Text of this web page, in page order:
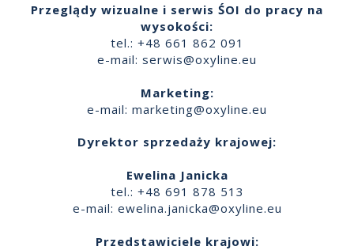
Przeglądy wizualne i serwis ŚOI do pracy na
wysokości:
tel.: +48 661 862 091
e-mail: serwis@oxyline.eu
Marketing:
e-mail: marketing@oxyline.eu
Dyrektor sprzedaży krajowej:
Ewelina Janicka
tel.: +48 691 878 513
e-mail: ewelina.janicka@oxyline.eu
Przedstawiciele krajowi: